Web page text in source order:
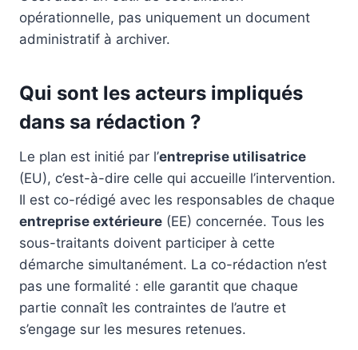
opérationnelle, pas uniquement un document
administratif à archiver.
Qui sont les acteurs impliqués
dans sa rédaction ?
Le plan est initié par l’entreprise utilisatrice
(EU), c’est-à-dire celle qui accueille l’intervention.
Il est co-rédigé avec les responsables de chaque
entreprise extérieure (EE) concernée. Tous les
sous-traitants doivent participer à cette
démarche simultanément. La co-rédaction n’est
pas une formalité : elle garantit que chaque
partie connaît les contraintes de l’autre et
s’engage sur les mesures retenues.